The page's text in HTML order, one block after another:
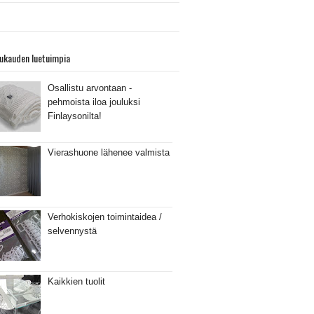
luetuimpia
Osallistu arvontaan -
pehmoista iloa jouluksi
Finlaysonilta!
Vierashuone lähenee valmista
Verhokiskojen toimintaidea /
selvennystä
Kaikkien tuolit